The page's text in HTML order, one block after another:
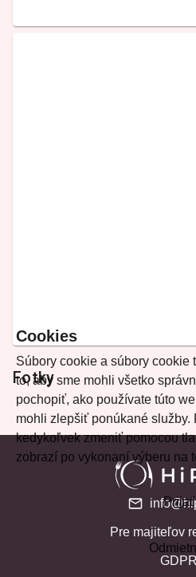
Fotky
Cookies
Súbory cookie a súbory cookie
to, aby sme mohli všetko
pochopiť, ako používate túto
mohli zlepšiť ponúkané služby.
kedykoľvek zmeniť pomocou
zobrazí po vykonaní výberu na
Prijať
Pre majiteľov
GDPR